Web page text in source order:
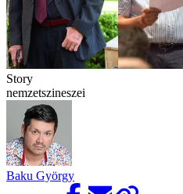
Story
nemzetszineszei
Baku György